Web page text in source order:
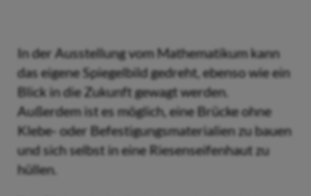
In der Ausstellung vom Mathematikum kann
das eigene Spiegelbild gedreht, ebenso wie ein
Blick in die Zukunft gewagt werden.
Außerdem ist es möglich, eine Brücke ohne
Klebe- oder Befestigungsmaterialien zu bauen
und sich selbst in eine Riesenseifenhaut zu
hüllen.